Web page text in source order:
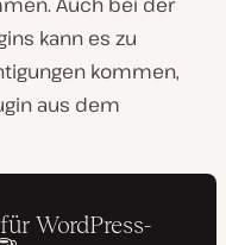
kann es zu
kommen,
aus dem